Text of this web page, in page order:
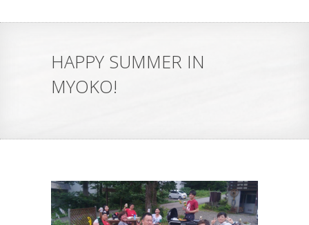
HAPPY SUMMER IN
MYOKO!